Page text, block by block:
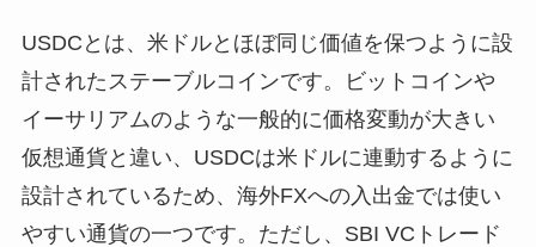
USDCとは、米ドルとほぼ同じ価値を保つように設
計されたステーブルコインです。ビットコインや
イーサリアムのような一般的に価格変動が大きい
仮想通貨と違い、USDCは米ドルに連動するように
設計されているため、海外FXへの入出金では使い
やすい通貨の一つです。ただし、SBI VCトレード